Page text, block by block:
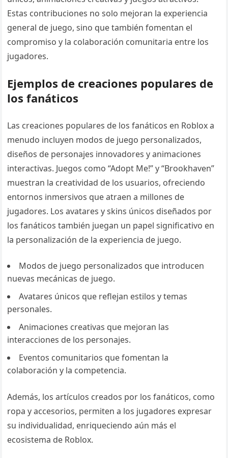
Estas contribuciones no solo mejoran la experiencia
general de juego, sino que también fomentan el
compromiso y la colaboración comunitaria entre los
jugadores.
Ejemplos de creaciones populares de
los fanáticos
Las creaciones populares de los fanáticos en Roblox a
menudo incluyen modos de juego personalizados,
diseños de personajes innovadores y animaciones
interactivas. Juegos como “Adopt Me!” y “Brookhaven”
muestran la creatividad de los usuarios, ofreciendo
entornos inmersivos que atraen a millones de
jugadores. Los avatares y skins únicos diseñados por
los fanáticos también juegan un papel significativo en
la personalización de la experiencia de juego.
Modos de juego personalizados que introducen
nuevas mecánicas de juego.
Avatares únicos que reflejan estilos y temas
personales.
Animaciones creativas que mejoran las
interacciones de los personajes.
Eventos comunitarios que fomentan la
colaboración y la competencia.
Además, los artículos creados por los fanáticos, como
ropa y accesorios, permiten a los jugadores expresar
su individualidad, enriqueciendo aún más el
ecosistema de Roblox.